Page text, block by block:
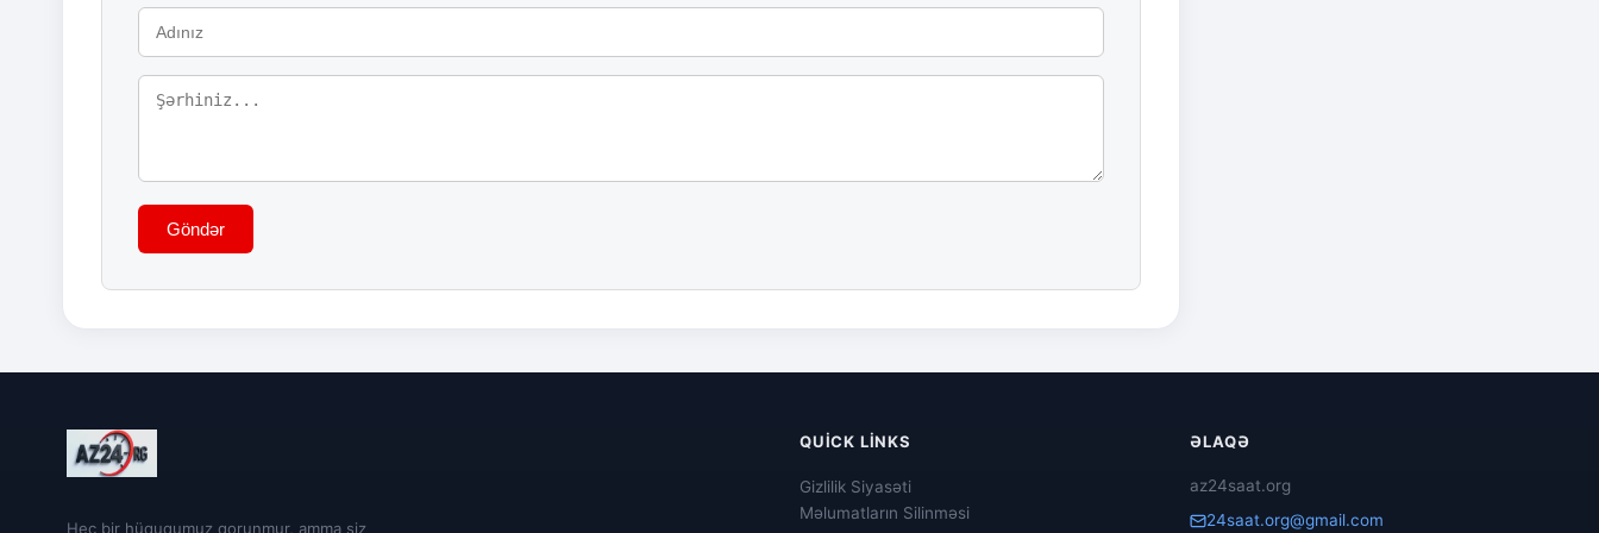
Göndər
Heç bir hüququmuz qorunmur, amma siz
QUICK LINKS
Gizlilik Siyasəti
Məlumatların Silinməsi
ƏLAQƏ
az24saat.org
24saat.org@gmail.com